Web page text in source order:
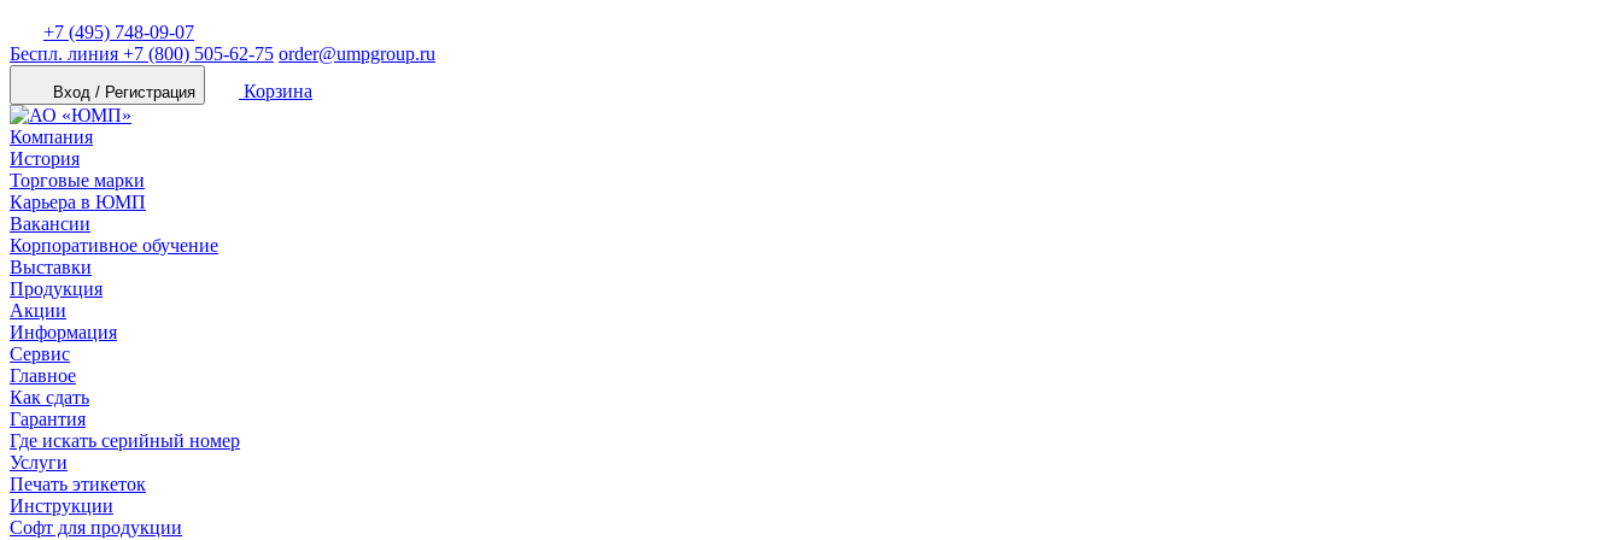
+7 (495) 748-09-07
Беспл. линия +7 (800) 505-62-75 order@umpgroup.ru
Вход / Регистрация Корзина
Компания
История
Торговые марки
Карьера в ЮМП
Вакансии
Корпоративное обучение
Выставки
Продукция
Акции
Информация
Сервис
Главное
Как сдать
Гарантия
Где искать серийный номер
Услуги
Печать этикеток
Инструкции
Софт для продукции